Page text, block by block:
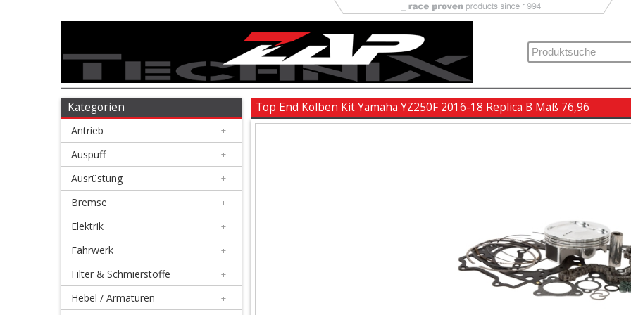
Antrieb
Auspuff
Ausrüstung
Bremse
Elektrik
Fahrwerk
Kategorien
Antrieb +
Auspuff +
Ausrüstung +
Bremse +
Elektrik +
Fahrwerk +
Filter & Schmierstoffe +
Hebel / Armaturen +
Top End Kolben Kit Yamaha YZ250F 2016-18 Replica B Maß 76,96